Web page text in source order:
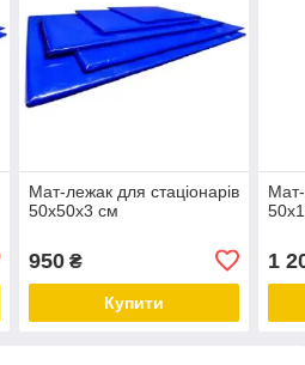
Мат-лежак для стаціонарів
50х50х3 см
950₴
Купити
Мат-
1